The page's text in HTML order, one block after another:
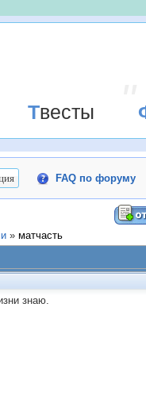
Твесты
FAQ по форуму
» матчасть
знаю.